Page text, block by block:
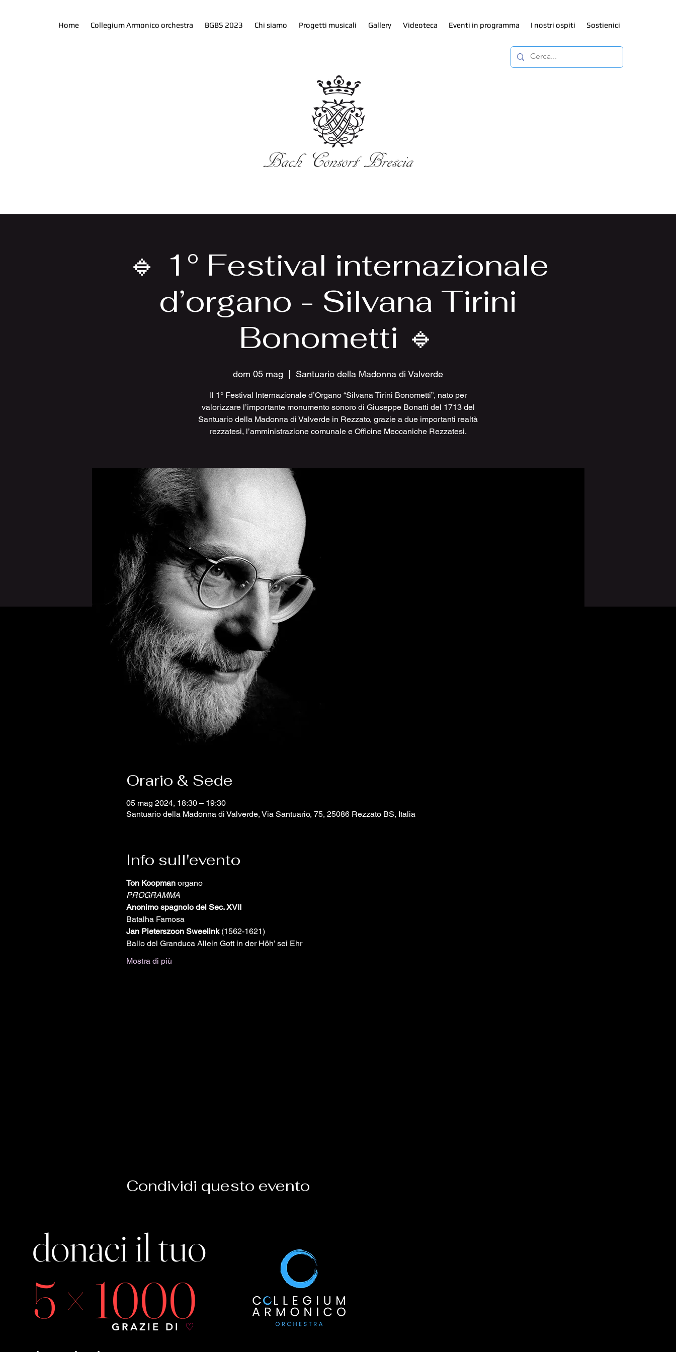
Home Collegium Armonico orchestra BGBS 2023 Chi siamo Progetti musicali Gallery Videoteca Eventi in programma I nostri ospiti Sostienici
🔹 1° Festival internazionale
d’organo - Silvana Tirini
Bonometti 🔹
dom 05 mag Santuario della Madonna di Valverde
Il 1° Festival Internazionale d’Organo “Silvana Tirini Bonometti”, nato per
valorizzare l’importante monumento sonoro di Giuseppe Bonatti del 1713 del
Santuario della Madonna di Valverde in Rezzato, grazie a due importanti realtà
rezzatesi, l’amministrazione comunale e Officine Meccaniche Rezzatesi.
Orario & Sede
05 mag 2024, 18:30 – 19:30
Santuario della Madonna di Valverde, Via Santuario, 75, 25086 Rezzato BS, Italia
Info sull'evento
Ton Koopman organo
PROGRAMMA
Anonimo spagnolo del Sec. XVII
Batalha Famosa
Jan Pieterszoon Sweelink (1562-1621)
Ballo del Granduca Allein Gott in der Höh’ sei Ehr
Mostra di più
Condividi questo evento
donaci il tuo
5 × 1000
GRAZIE DI ♡